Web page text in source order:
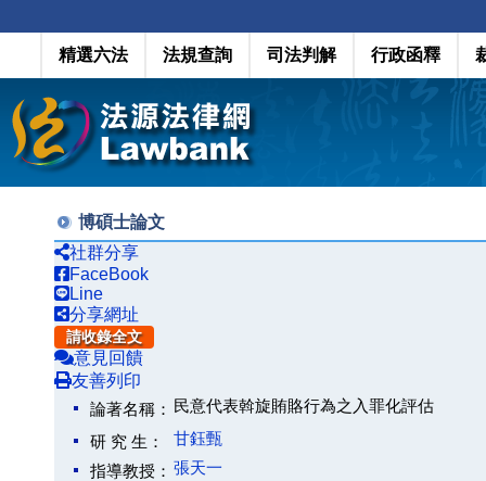
精選六法 法規查詢 司法判解 行政函釋
博碩士論文
社群分享
FaceBook
Line
分享網址
請收錄全文
意見回饋
友善列印
論著名稱： 民意代表斡旋賄賂行為之入罪化評估
研 究 生：
甘鈺甄
指導教授： 張天一